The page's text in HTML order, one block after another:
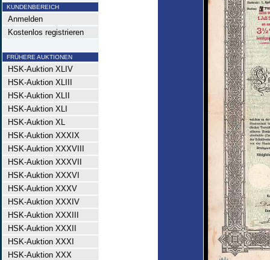
KUNDENBEREICH
Anmelden
Kostenlos registrieren
FRÜHERE AUKTIONEN
HSK-Auktion XLIV
HSK-Auktion XLIII
HSK-Auktion XLII
HSK-Auktion XLI
HSK-Auktion XL
HSK-Auktion XXXIX
HSK-Auktion XXXVIII
HSK-Auktion XXXVII
HSK-Auktion XXXVI
HSK-Auktion XXXV
HSK-Auktion XXXIV
HSK-Auktion XXXIII
HSK-Auktion XXXII
HSK-Auktion XXXI
HSK-Auktion XXX